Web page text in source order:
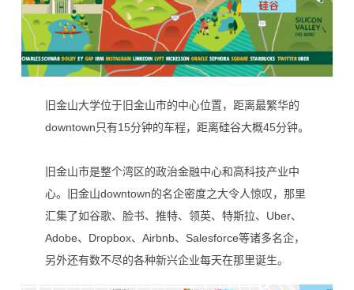
旧金山大学位于旧金山市的中心位置，距离最繁华的
downtown只有15分钟的车程，距离硅谷大概45分钟。
旧金山市是整个湾区的政治金融中心和高科技产业中
心。旧金山downtown的名企密度之大令人惊叹，那里
汇集了如谷歌、脸书、推特、领英、特斯拉、Uber、
Adobe、Dropbox、Airbnb、Salesforce等诸多名企，
另外还有数不尽的各种新兴企业每天在那里诞生。